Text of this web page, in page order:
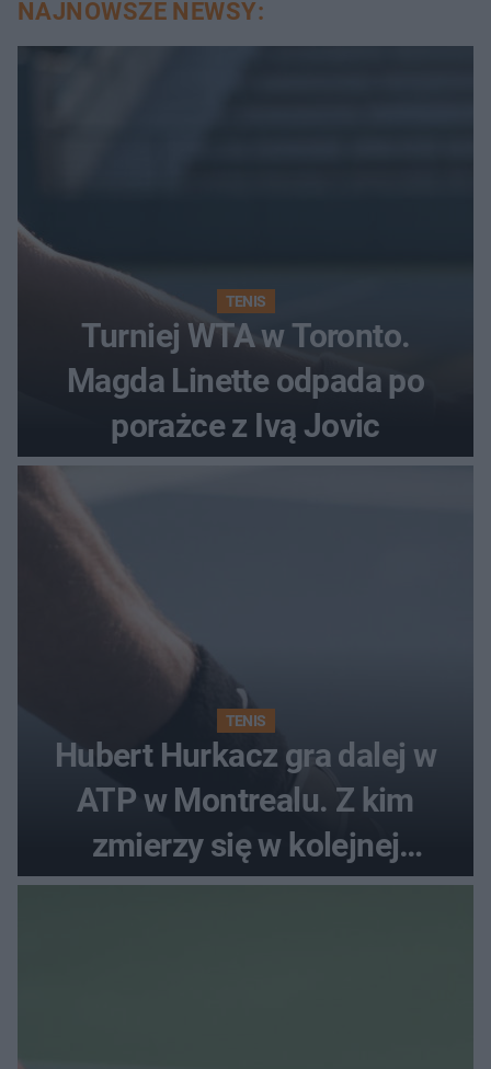
NAJNOWSZE NEWSY:
TENIS
Turniej WTA w Toronto.
Magda Linette odpada po
porażce z Ivą Jovic
TENIS
Hubert Hurkacz gra dalej w
ATP w Montrealu. Z kim
zmierzy się w kolejnej
rundzie?